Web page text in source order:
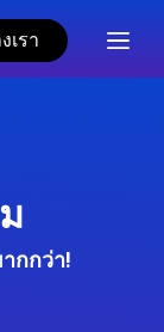
เรา
กกว่า!